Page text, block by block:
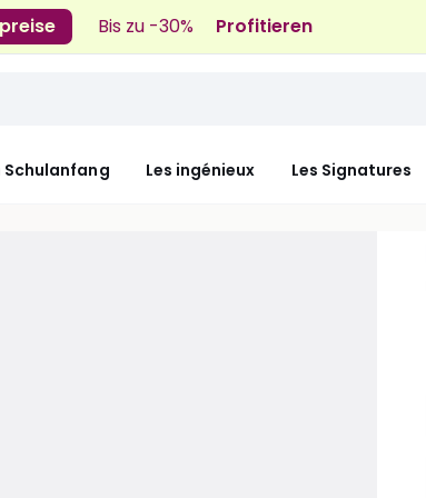
Bis zu -30% Profitieren
Schulanfang Les ingénieux Les Signatures